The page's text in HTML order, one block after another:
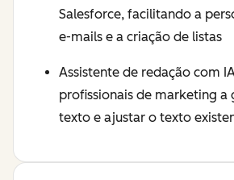
Salesforce, facilitando a
e-mails e a criação de listas
Assistente de redação com
profissionais de marketing a
texto e ajustar o texto